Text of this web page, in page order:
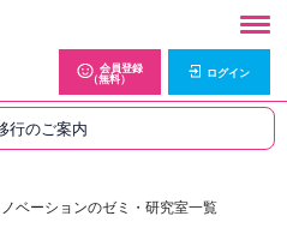
会員登録
（無料）
ログイン
行のご案内
ベーションのゼミ・研究室一覧